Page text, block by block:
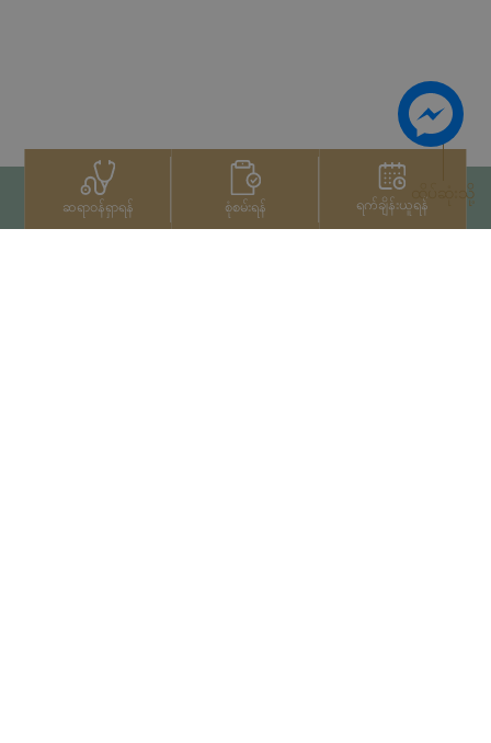
ဆရာဝန်ရှာရန် စုံစမ်းရန် ရက်ချိန်းယူရန်ထိပ်ဆုံးသို့